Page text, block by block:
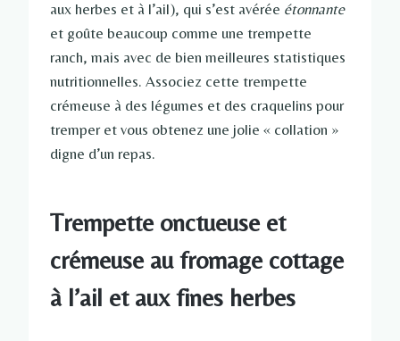
aux herbes et à l’ail), qui s’est avérée étonnante
et goûte beaucoup comme une trempette
ranch, mais avec de bien meilleures statistiques
nutritionnelles. Associez cette trempette
crémeuse à des légumes et des craquelins pour
tremper et vous obtenez une jolie « collation »
digne d’un repas.
Trempette onctueuse et
crémeuse au fromage cottage
à l’ail et aux fines herbes